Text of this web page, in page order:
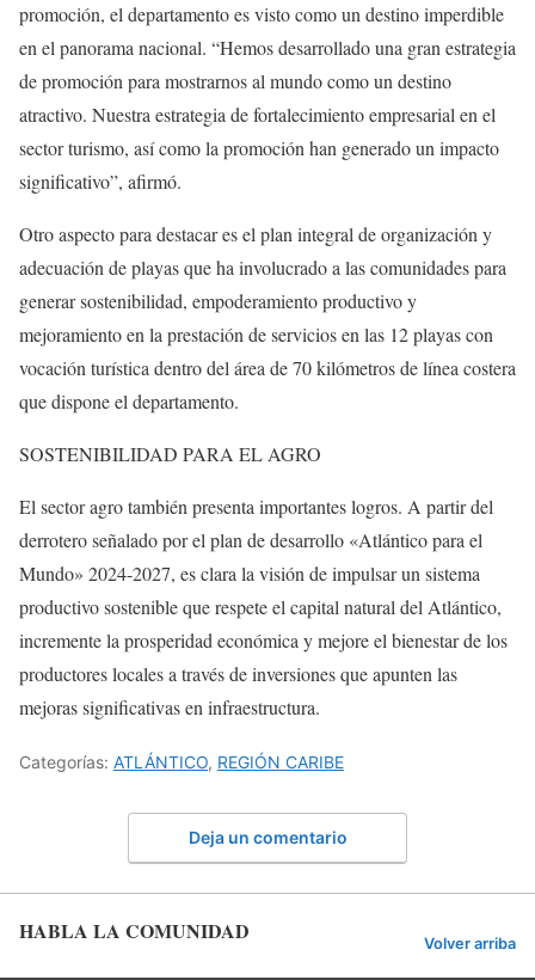
promoción, el departamento es visto como un destino imperdible
en el panorama nacional. “Hemos desarrollado una gran estrategia
de promoción para mostrarnos al mundo como un destino
atractivo. Nuestra estrategia de fortalecimiento empresarial en el
sector turismo, así como la promoción han generado un impacto
significativo”, afirmó.
Otro aspecto para destacar es el plan integral de organización y
adecuación de playas que ha involucrado a las comunidades para
generar sostenibilidad, empoderamiento productivo y
mejoramiento en la prestación de servicios en las 12 playas con
vocación turística dentro del área de 70 kilómetros de línea costera
que dispone el departamento.
SOSTENIBILIDAD PARA EL AGRO
El sector agro también presenta importantes logros. A partir del
derrotero señalado por el plan de desarrollo «Atlántico para el
Mundo» 2024-2027, es clara la visión de impulsar un sistema
productivo sostenible que respete el capital natural del Atlántico,
incremente la prosperidad económica y mejore el bienestar de los
productores locales a través de inversiones que apunten las
mejoras significativas en infraestructura.
Categorías: ATLÁNTICO, REGIÓN CARIBE
Deja un comentario
HABLA LA COMUNIDAD Volver arriba